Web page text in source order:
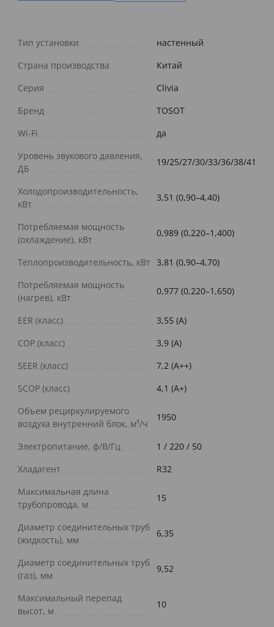
Тип установки
настенный
Страна производства
Китай
Серия
Clivia
Бренд
TOSOT
Wi-Fi
да
Уровень звукового давления,
ДБ
19/25/27/30/33/36/38/41
Холодопроизводительность,
кВт
3,51 (0,90–4,40)
Потребляемая мощность
(охлаждение), кВт
0,989 (0,220–1,400)
Теплопроизводительность, кВт 3,81 (0,90–4,70)
Потребляемая мощность
(нагрев), кВт
0,977 (0,220–1,650)
EER (класс)
3,55 (A)
COP (класс)
3,9 (A)
SEER (класс)
7,2 (A++)
SCOP (класс)
4,1 (A+)
Объем рециркулируемого
воздуха внутренний блок, м³/ч
1950
Электропитание, ф/В/Гц
1 / 220 / 50
Хладагент
R32
Максимальная длина
трубопровода, м
15
Диаметр соединительных труб
(жидкость), мм
6,35
Диаметр соединительных труб
(газ), мм
9,52
Максимальный перепад
высот, м
10